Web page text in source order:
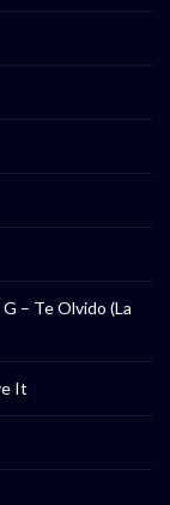
– Te Olvido (La
It